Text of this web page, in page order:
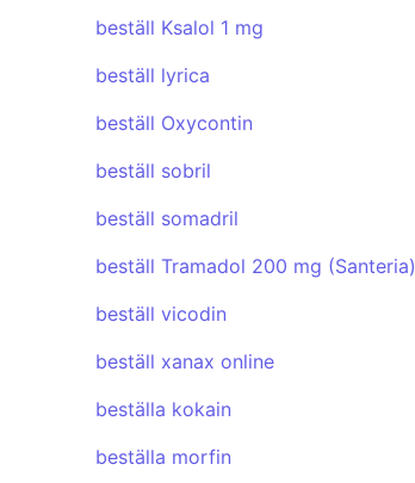
beställ Ksalol 1 mg
beställ lyrica
beställ Oxycontin
beställ sobril
beställ somadril
beställ Tramadol 200 mg (Santeria)
beställ vicodin
beställ xanax online
beställa kokain
beställa morfin